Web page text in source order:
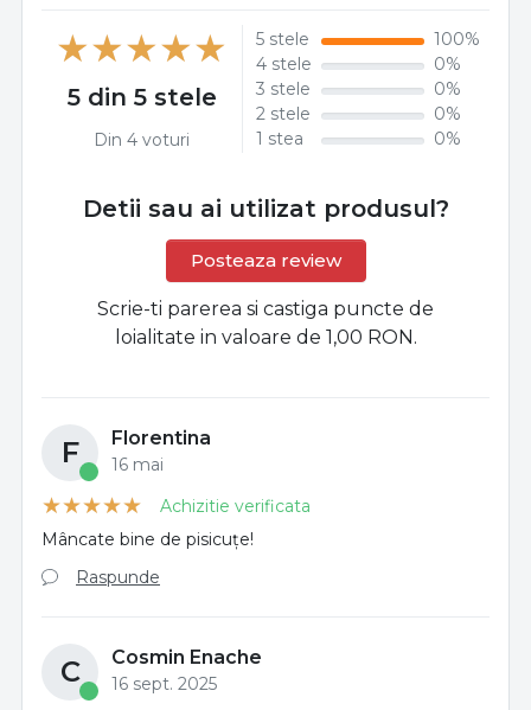
5 din 5 stele
Din 4 voturi
5 stele
100%
4 stele
0%
3 stele
0%
2 stele
0%
1 stea
0%
Detii sau ai utilizat produsul?
Posteaza review
Scrie-ti parerea si castiga puncte de
loialitate in valoare de 1,00 RON.
F Florentina
16 mai
Achizitie verificata
Mâncate bine de pisicuțe!
Raspunde
C Cosmin Enache
16 sept. 2025